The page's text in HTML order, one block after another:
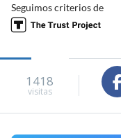
Seguimos criterios de
1418
visitas